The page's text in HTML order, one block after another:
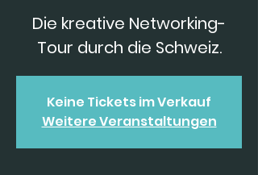
Die kreative Networking-
Tour durch die Schweiz.
Keine Tickets im Verkauf
Weitere Veranstaltungen